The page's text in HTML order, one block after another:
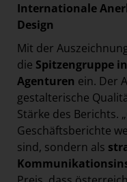
Internationale
Design
Mit der
die Spitzengruppe
Agenturen ein. Der
gestalterische
Stärke des Berichts.
Geschäftsberichte
sind, sondern als